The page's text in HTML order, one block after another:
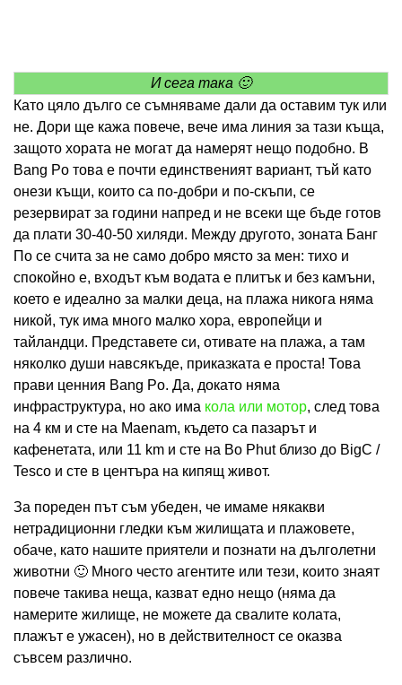
И сега така 🙂
Като цяло дълго се съмняваме дали да оставим тук или
не. Дори ще кажа повече, вече има линия за тази къща,
защото хората не могат да намерят нещо подобно. В
Bang Po това е почти единственият вариант, тъй като
онези къщи, които са по-добри и по-скъпи, се
резервират за години напред и не всеки ще бъде готов
да плати 30-40-50 хиляди. Между другото, зоната Банг
По се счита за не само добро място за мен: тихо и
спокойно е, входът към водата е плитък и без камъни,
което е идеално за малки деца, на плажа никога няма
никой, тук има много малко хора, европейци и
тайландци. Представете си, отивате на плажа, а там
няколко души навсякъде, приказката е проста! Това
прави ценния Bang Po. Да, докато няма
инфраструктура, но ако има кола или мотор, след това
на 4 км и сте на Maenam, където са пазарът и
кафенетата, или 11 km и сте на Bo Phut близо до BigC /
Tesco и сте в центъра на кипящ живот.
За пореден път съм убеден, че имаме някакви
нетрадиционни гледки към жилищата и плажовете,
обаче, като нашите приятели и познати на дълголетни
животни 🙂 Много често агентите или тези, които знаят
повече такива неща, казват едно нещо (няма да
намерите жилище, не можете да свалите колата,
плажът е ужасен), но в действителност се оказва
съвсем различно.